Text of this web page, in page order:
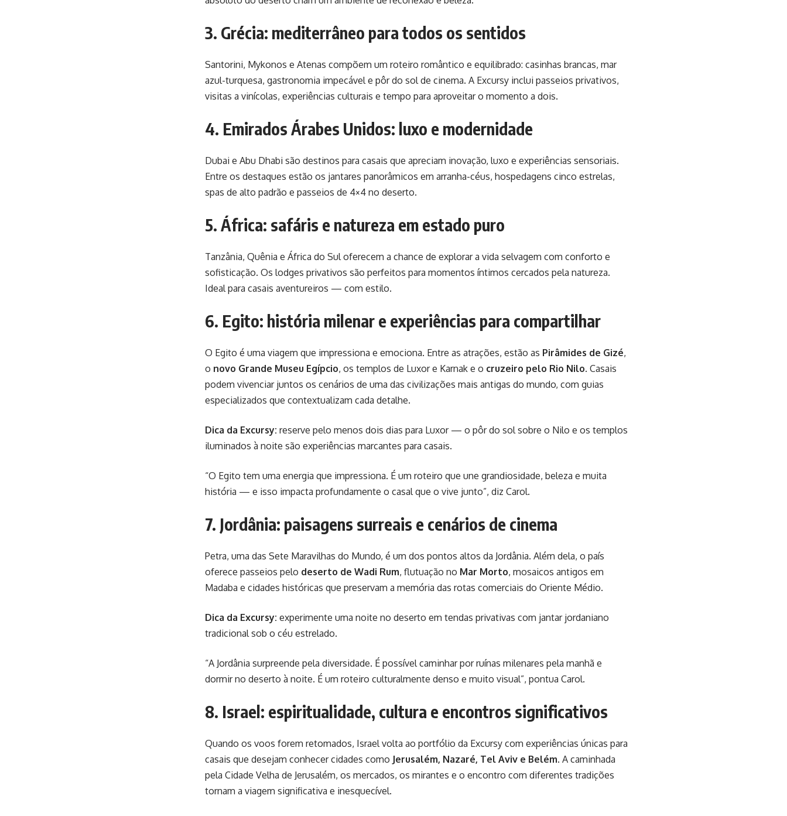
3. Grécia: mediterrâneo para todos os sentidos
Santorini, Mykonos e Atenas compõem um roteiro romântico e equilibrado: casinhas brancas, mar
azul-turquesa, gastronomia impecável e pôr do sol de cinema. A Excursy inclui passeios privativos,
visitas a vinícolas, experiências culturais e tempo para aproveitar o momento a dois.
4. Emirados Árabes Unidos: luxo e modernidade
Dubai e Abu Dhabi são destinos para casais que apreciam inovação, luxo e experiências sensoriais.
Entre os destaques estão os jantares panorâmicos em arranha-céus, hospedagens cinco estrelas,
spas de alto padrão e passeios de 4×4 no deserto.
5. África: safáris e natureza em estado puro
Tanzânia, Quênia e África do Sul oferecem a chance de explorar a vida selvagem com conforto e
sofisticação. Os lodges privativos são perfeitos para momentos íntimos cercados pela natureza.
Ideal para casais aventureiros — com estilo.
6. Egito: história milenar e experiências para compartilhar
O Egito é uma viagem que impressiona e emociona. Entre as atrações, estão as Pirâmides de Gizé,
o novo Grande Museu Egípcio, os templos de Luxor e Karnak e o cruzeiro pelo Rio Nilo. Casais
podem vivenciar juntos os cenários de uma das civilizações mais antigas do mundo, com guias
especializados que contextualizam cada detalhe.
Dica da Excursy: reserve pelo menos dois dias para Luxor — o pôr do sol sobre o Nilo e os templos
iluminados à noite são experiências marcantes para casais.
“O Egito tem uma energia que impressiona. É um roteiro que une grandiosidade, beleza e muita
história — e isso impacta profundamente o casal que o vive junto”, diz Carol.
7. Jordânia: paisagens surreais e cenários de cinema
Petra, uma das Sete Maravilhas do Mundo, é um dos pontos altos da Jordânia. Além dela, o país
oferece passeios pelo deserto de Wadi Rum, flutuação no Mar Morto, mosaicos antigos em
Madaba e cidades históricas que preservam a memória das rotas comerciais do Oriente Médio.
Dica da Excursy: experimente uma noite no deserto em tendas privativas com jantar jordaniano
tradicional sob o céu estrelado.
“A Jordânia surpreende pela diversidade. É possível caminhar por ruínas milenares pela manhã e
dormir no deserto à noite. É um roteiro culturalmente denso e muito visual”, pontua Carol.
8. Israel: espiritualidade, cultura e encontros significativos
Quando os voos forem retomados, Israel volta ao portfólio da Excursy com experiências únicas para
casais que desejam conhecer cidades como Jerusalém, Nazaré, Tel Aviv e Belém. A caminhada
pela Cidade Velha de Jerusalém, os mercados, os mirantes e o encontro com diferentes tradições
tornam a viagem significativa e inesquecível.